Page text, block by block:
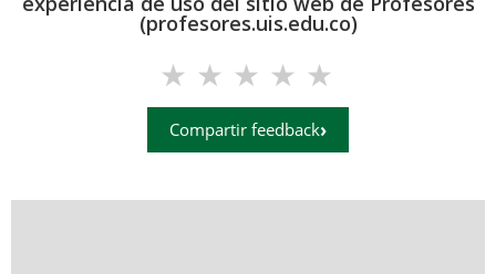
(profesores.uis.edu.co)